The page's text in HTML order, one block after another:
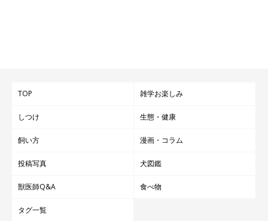
TOP 雑学お楽しみ
しつけ 生態・健康
飼い方 漫画・コラム
投稿写真 犬図鑑
獣医師Q&A 食べ物
タグ一覧